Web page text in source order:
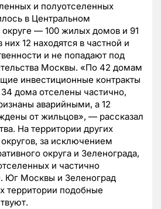
и полуотселенных
в Центральном
— 100 жилых домов и 91
12 находятся в частной и
и не попадают под
Москвы. «По 42 домам
инвестиционные контракты
дома отселены частично,
аварийными, а 12
от жильцов», — рассказал
На территории других
за исключением
округа и Зеленограда,
и частично
Юг Москвы и Зеленоград
территории подобные